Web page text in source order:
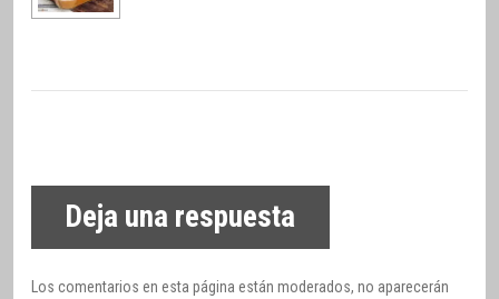
Deja una respuesta
Los comentarios en esta página están moderados, no aparecerán